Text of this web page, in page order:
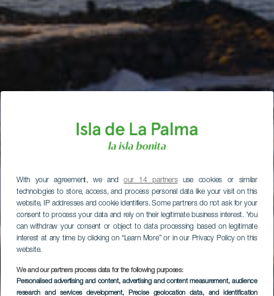
With your agreement, we andour 14 partnersuse cookies or similar
technologies to store, access, and process personal data like your visit on this
website, IP addresses and cookie identifiers. Some partners do not ask for your
consent to process your data and rely on their legitimate business interest. You
can withdraw your consent or object to data processing based on legitimate
interest at any time by clicking on “Learn More” or in our Privacy Policy on this
website.
We and our partners process data for the following purposes:
Personalised advertising and content, advertising and content measurement, audience
research and services development, Precise geolocation data, and identification